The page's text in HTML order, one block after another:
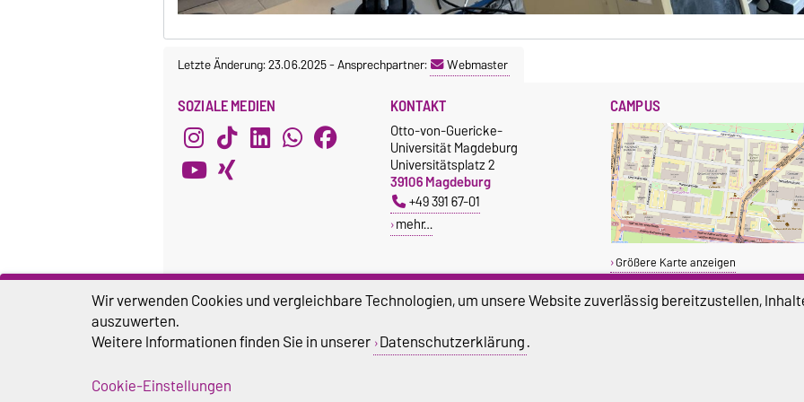
Letzte Änderung: 23.06.2025-Ansprechpartner: Webmaster
SOZIALE MEDIEN KONTAKT
Otto-von-Guericke-
Universität Magdeburg
Universitätsplatz 2
39106 Magdeburg
+49 391 67-01
mehr…
CAMPUS
Größere Karte anzeigen
Wir verwenden Cookies und vergleichbare Technologien, um unsere Website zuverlässig bereitzustellen,
auszuwerten.
Weitere Informationen finden Sie in unserer Datenschutzerklärung.
Cookie-Einstellungen